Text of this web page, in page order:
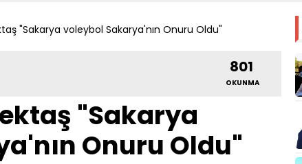
"Sakarya voleybol Sakarya'nın Onuru Oldu"
801
OKUNMA
"Sakarya
Onuru Oldu"